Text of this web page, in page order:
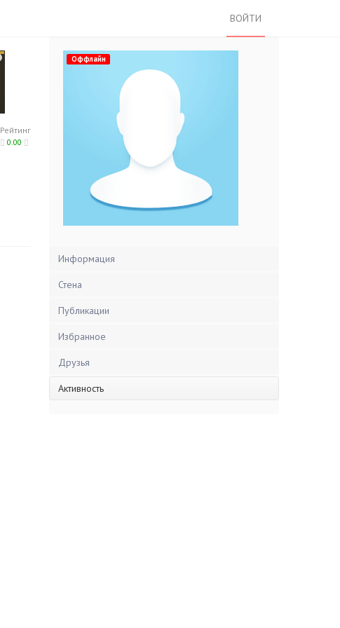
ВОЙТИ
Рейтинг
0.00
Оффлайн
Информация
Стена
Публикации
Избранное
Друзья
Активность